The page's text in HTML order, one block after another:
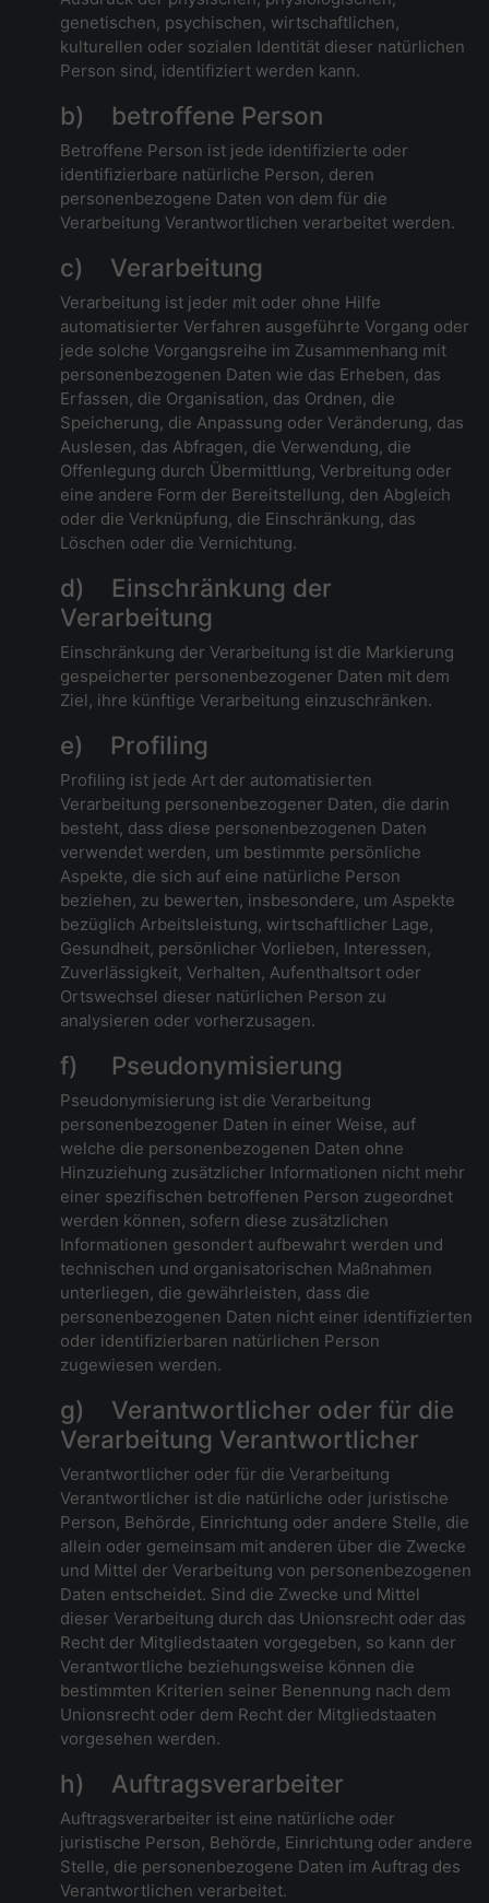
genetischen, psychischen, wirtschaftlichen,
kulturellen oder sozialen Identität dieser natürlichen
Person sind, identifiziert werden kann.
b) betroffene Person
Betroffene Person ist jede identifizierte oder
identifizierbare natürliche Person, deren
personenbezogene Daten von dem für die
Verarbeitung Verantwortlichen verarbeitet werden.
c) Verarbeitung
Verarbeitung ist jeder mit oder ohne Hilfe
automatisierter Verfahren ausgeführte Vorgang oder
jede solche Vorgangsreihe im Zusammenhang mit
personenbezogenen Daten wie das Erheben, das
Erfassen, die Organisation, das Ordnen, die
Speicherung, die Anpassung oder Veränderung, das
Auslesen, das Abfragen, die Verwendung, die
Offenlegung durch Übermittlung, Verbreitung oder
eine andere Form der Bereitstellung, den Abgleich
oder die Verknüpfung, die Einschränkung, das
Löschen oder die Vernichtung.
d) Einschränkung der
Verarbeitung
Einschränkung der Verarbeitung ist die Markierung
gespeicherter personenbezogener Daten mit dem
Ziel, ihre künftige Verarbeitung einzuschränken.
e) Profiling
Profiling ist jede Art der automatisierten
Verarbeitung personenbezogener Daten, die darin
besteht, dass diese personenbezogenen Daten
verwendet werden, um bestimmte persönliche
Aspekte, die sich auf eine natürliche Person
beziehen, zu bewerten, insbesondere, um Aspekte
bezüglich Arbeitsleistung, wirtschaftlicher Lage,
Gesundheit, persönlicher Vorlieben, Interessen,
Zuverlässigkeit, Verhalten, Aufenthaltsort oder
Ortswechsel dieser natürlichen Person zu
analysieren oder vorherzusagen.
f) Pseudonymisierung
Pseudonymisierung ist die Verarbeitung
personenbezogener Daten in einer Weise, auf
welche die personenbezogenen Daten ohne
Hinzuziehung zusätzlicher Informationen nicht mehr
einer spezifischen betroffenen Person zugeordnet
werden können, sofern diese zusätzlichen
Informationen gesondert aufbewahrt werden und
technischen und organisatorischen Maßnahmen
unterliegen, die gewährleisten, dass die
personenbezogenen Daten nicht einer identifizierten
oder identifizierbaren natürlichen Person
zugewiesen werden.
g) Verantwortlicher oder für die
Verarbeitung Verantwortlicher
Verantwortlicher oder für die Verarbeitung
Verantwortlicher ist die natürliche oder juristische
Person, Behörde, Einrichtung oder andere Stelle, die
allein oder gemeinsam mit anderen über die Zwecke
und Mittel der Verarbeitung von personenbezogenen
Daten entscheidet. Sind die Zwecke und Mittel
dieser Verarbeitung durch das Unionsrecht oder das
Recht der Mitgliedstaaten vorgegeben, so kann der
Verantwortliche beziehungsweise können die
bestimmten Kriterien seiner Benennung nach dem
Unionsrecht oder dem Recht der Mitgliedstaaten
vorgesehen werden.
h) Auftragsverarbeiter
Auftragsverarbeiter ist eine natürliche oder
juristische Person, Behörde, Einrichtung oder andere
Stelle, die personenbezogene Daten im Auftrag des
Verantwortlichen verarbeitet.